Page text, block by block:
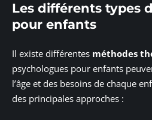
Les différents types
pour enfants
Il existe différentes méthodes
psychologues pour enfants
l’âge et des besoins de chaque
des principales approches :